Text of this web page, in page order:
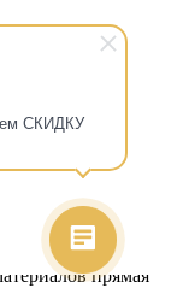
СКИДКУ
покрытий.
прямая